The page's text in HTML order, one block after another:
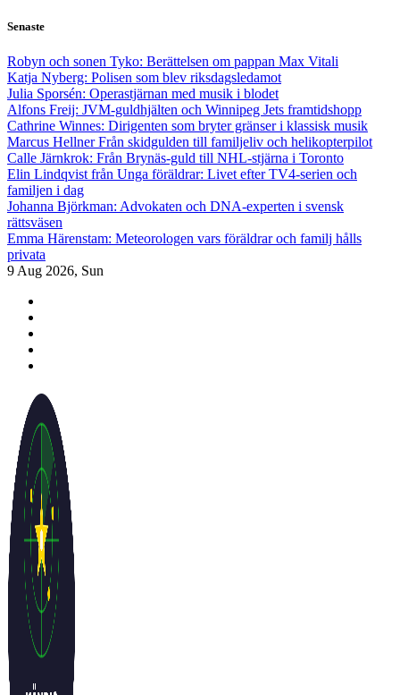
Skip
content
Senaste
Robyn och sonen Tyko: Berättelsen om pappan Max Vitali
Katja Nyberg: Polisen som blev riksdagsledamot
Julia Sporsén: Operastjärnan med musik i blodet
Alfons Freij: JVM-guldhjälten och Winnipeg Jets framtidshopp
Cathrine Winnes: Dirigenten som bryter gränser i klassisk musik
Marcus Hellner Från skidgulden till familjeliv och helikopterpilot
Calle Järnkrok: Från Brynäs-guld till NHL-stjärna i Toronto
Elin Lindqvist från Unga föräldrar: Livet efter TV4-serien och
familjen i dag
Johanna Björkman: Advokaten och DNA-experten i svensk
rättsväsen
Emma Härenstam: Meteorologen vars föräldrar och familj hålls
privata
9 Aug 2026, Sun